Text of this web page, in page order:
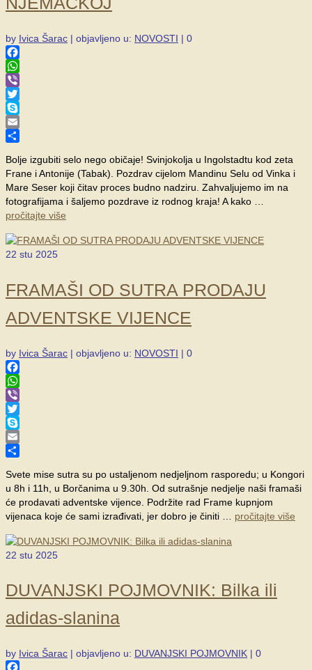
by Ivica Šarac | objavljeno u: NOVOSTI | 0
Facebook
WhatsApp
Viber
Twitter
Skype
Email
Bolje izgubiti selo nego običaje! Svinjokolja u Ingolstadtu kod zeta
Frane i Antonije (Tabak). Pozdrav cijelom Mandinu Selu od Vinka i
Mare Seser koji čitav proces budno nadziru. Zahvaljujemo im na
fotografijama i šaljemo pozdrave iz rodnog kraja! A kako …
pročitajte više
22 stu 2025
FRAMAŠI OD SUTRA PRODAJU
ADVENTSKE VIJENCE
by Ivica Šarac | objavljeno u: NOVOSTI | 0
Facebook
WhatsApp
Viber
Twitter
Skype
Email
Svete mise sutra su po ustaljenom nedjeljnom rasporedu; u Kongori
u 8h i 11h, u Borčanima u 9.30h. Od sutrašnje nedjelje naši framaši
će prodavati adventske vijence. Podržite rad Frame kupnjom
vijenaca koje će sami izrađivati, jer dobro je činiti … pročitajte više
22 stu 2025
DUVANJSKI POJMOVNIK: Bilka ili
adidas-slanina
by Ivica Šarac | objavljeno u: DUVANJSKI POJMOVNIK | 0